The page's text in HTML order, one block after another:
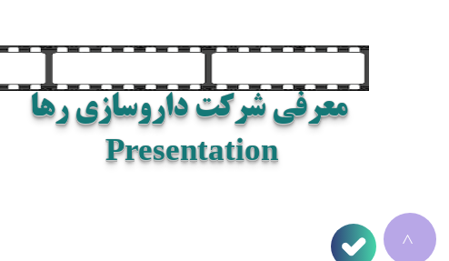
معرفی شرکت داروسازی رها
Presentation
>